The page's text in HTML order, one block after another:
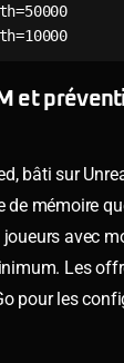
et
bâti sur
mémoire
avec
Les
pour les